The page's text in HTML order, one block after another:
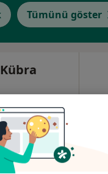
Tümünü göster